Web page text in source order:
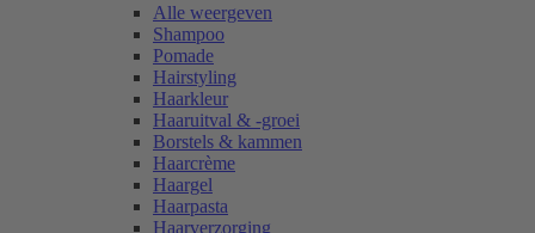
Alle weergeven
Shampoo
Pomade
Hairstyling
Haarkleur
Haaruitval & -groei
Borstels & kammen
Haarcrème
Haargel
Haarpasta
Haarverzorging